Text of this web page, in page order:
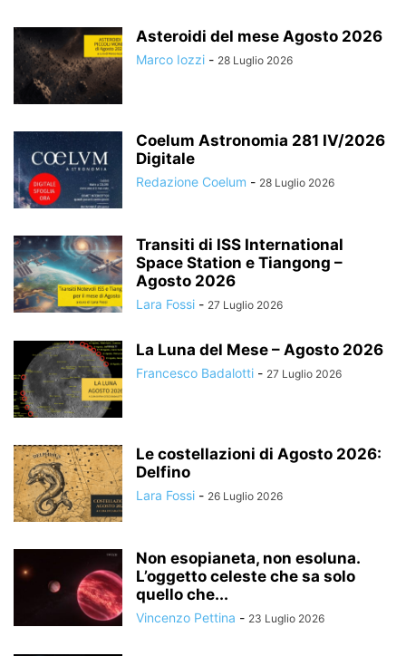
Asteroidi del mese Agosto 2026
Marco Iozzi - 28 Luglio 2026
Coelum Astronomia 281 IV/2026
Digitale
Redazione Coelum - 28 Luglio 2026
Transiti di ISS International
Space Station e Tiangong –
Agosto 2026
Lara Fossi - 27 Luglio 2026
La Luna del Mese – Agosto 2026
Francesco Badalotti - 27 Luglio 2026
Le costellazioni di Agosto 2026:
Delfino
Lara Fossi - 26 Luglio 2026
Non esopianeta, non esoluna.
L’oggetto celeste che sa solo
quello che...
Vincenzo Pettina - 23 Luglio 2026